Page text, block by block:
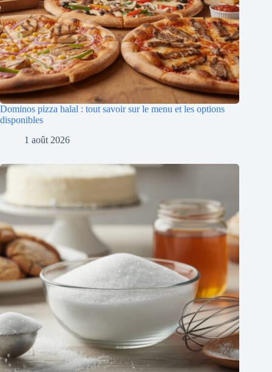
Dominos pizza halal : tout savoir sur le menu et les options
disponibles
1 août 2026